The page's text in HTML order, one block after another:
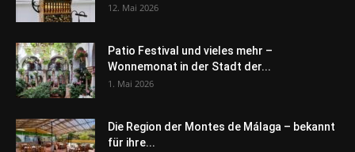
12. Mai 2026
Patio Festival und vieles mehr –
Wonnemonat in der Stadt der...
1. Mai 2026
Die Region der Montes de Málaga – bekannt
für ihre...